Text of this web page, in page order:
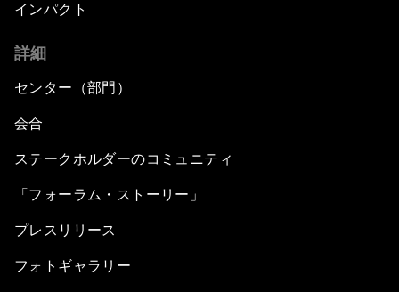
インパクト
詳細
センター（部門）
会合
ステークホルダーのコミュニティ
「フォーラム・ストーリー」
プレスリリース
フォトギャラリー